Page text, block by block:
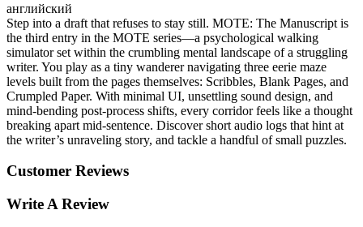
английский
Step into a draft that refuses to stay still. MOTE: The Manuscript is
the third entry in the MOTE series—a psychological walking
simulator set within the crumbling mental landscape of a struggling
writer. You play as a tiny wanderer navigating three eerie maze
levels built from the pages themselves: Scribbles, Blank Pages, and
Crumpled Paper. With minimal UI, unsettling sound design, and
mind-bending post-process shifts, every corridor feels like a thought
breaking apart mid-sentence. Discover short audio logs that hint at
the writer’s unraveling story, and tackle a handful of small puzzles.
Customer Reviews
Write A Review